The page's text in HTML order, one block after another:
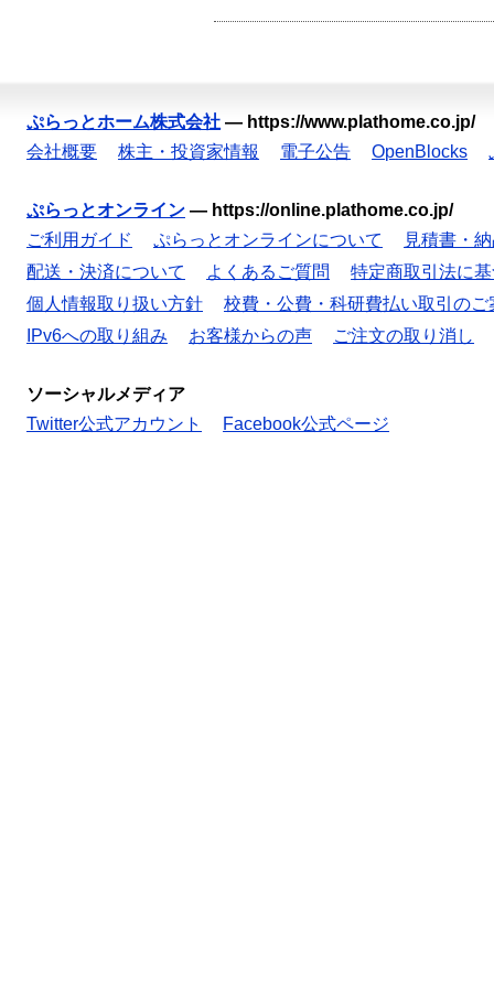
ぷらっとホーム株式会社 — https://www.plathome.co.jp/
会社概要
株主・投資家情報 電子公告 OpenBlocks
ぷらっとオンライン — https://online.plathome.co.jp/
ご利用ガイド
ぷらっとオンラインについて
見積書・
配送・決済について
よくあるご質問
特定商取引法に
個人情報取り扱い方針
校費・公費・科研費払い取引のご
IPv6への取り組み
お客様からの声 ご注文の取り消し
ソーシャルメディア
Twitter公式アカウント
Facebook公式ページ